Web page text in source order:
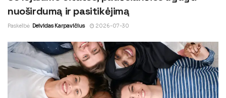
nuoširdumą ir pasitikėjimą
Paskelbė Deividas Karpavičius 2026-07-30